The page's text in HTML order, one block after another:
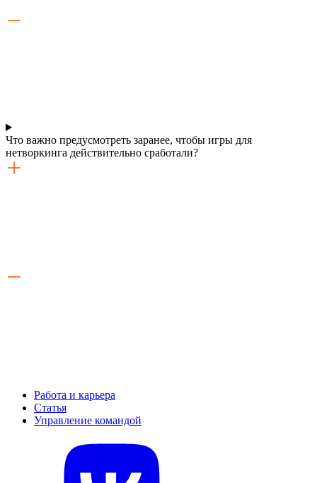
Что важно предусмотреть заранее, чтобы игры для
нетворкинга действительно сработали?
Работа и карьера
Статья
Управление командой